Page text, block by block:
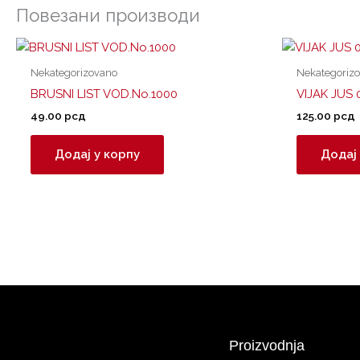
Повезани производи
Nekategorizovano
BRUSNI LIST VOD.No.1000
49.00 рсд
Додај у корпу
VIJAK JUS
125.00 рсд
Додај
Proizvodnja